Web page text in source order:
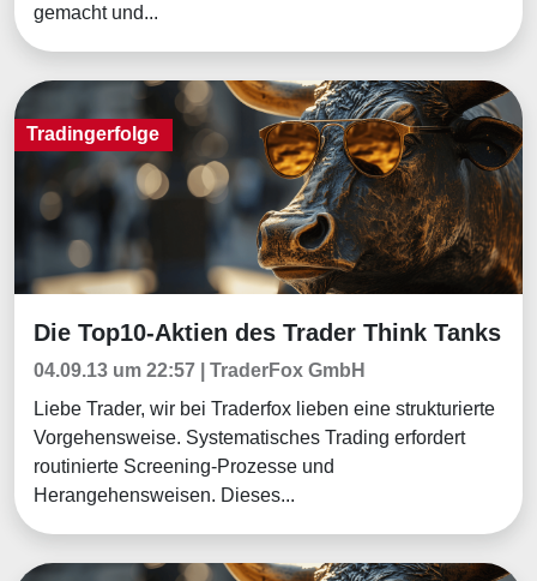
gemacht und...
Tradingerfolge
Tradingerfolge
Die Top10-Aktien des Trader Think Tanks
04.09.13 um 22:57 | TraderFox GmbH
Liebe Trader, wir bei Traderfox lieben eine strukturierte
Vorgehensweise. Systematisches Trading erfordert
routinierte Screening-Prozesse und
Herangehensweisen. Dieses...